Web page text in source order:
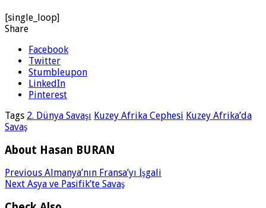
[single_loop]
Share
Facebook
Twitter
Stumbleupon
LinkedIn
Pinterest
Tags 2. Dünya Savaşı Kuzey Afrika Cephesi Kuzey Afrika’da
Savaş
About Hasan BURAN
Previous Almanya’nın Fransa’yı İşgali
Next Asya ve Pasifik’te Savaş